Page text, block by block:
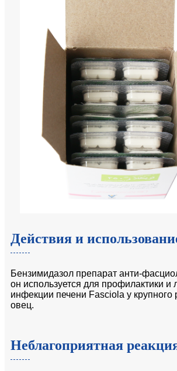
Действия и
Бензимидазол препарат анти-
он используется для профилактики и
инфекции печени Fasciola у крупного
овец.
Неблагоприятная